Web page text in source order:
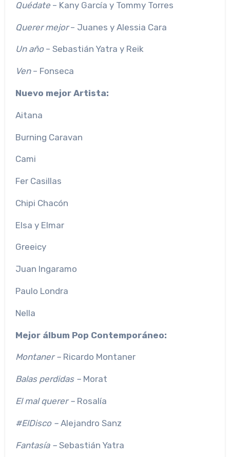
Quédate– Kany García y Tommy Torres
Querer mejor– Juanes y Alessia Cara
Un año– Sebastián Yatra y Reik
Ven– Fonseca
Nuevo mejor Artista:
Aitana
Burning Caravan
Cami
Fer Casillas
Chipi Chacón
Elsa y Elmar
Greeicy
Juan Ingaramo
Paulo Londra
Nella
Mejor álbum Pop Contemporáneo:
Montaner – Ricardo Montaner
Balas perdidas –Morat
El mal querer –Rosalía
#ElDisco –Alejandro Sanz
Fantasía –Sebastián Yatra